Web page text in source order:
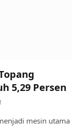
5,29 Persen
mesin utama